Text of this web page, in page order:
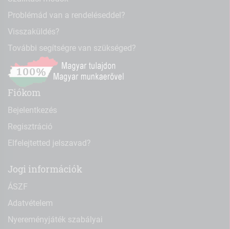
Problémád van a rendeléseddel?
Visszaküldés?
További segítségre van szükséged?
Fiókom
Bejelentkezés
Regisztráció
Elfelejtetted jelszavad?
Jogi információk
ÁSZF
Adatvételem
Nyereményjáték szabályai